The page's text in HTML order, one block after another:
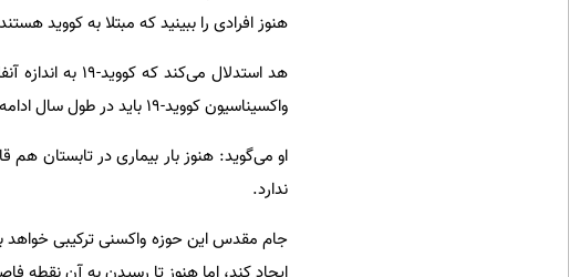
هنوز افرادی را ببینید که مبتلا به کووید
هد استدلال
واکسیناسیون کووید-۱۹ باید در طول سال ادامه یابند، نه فقط در پاییز.
او می‌گوید: هنوز بار بیماری در
ندارد.